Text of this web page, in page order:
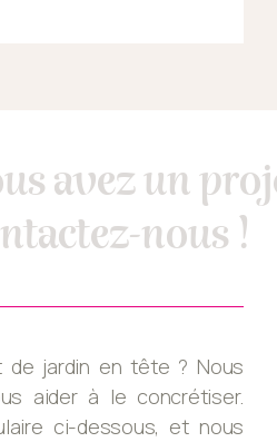
avez un
nous !
de jardin en tête ? Nous
aider à le concrétiser.
ci-dessous, et nous